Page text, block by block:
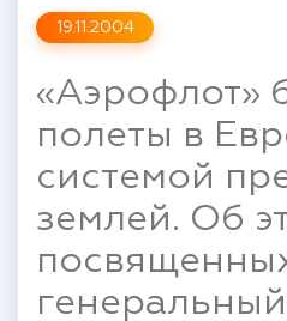
19.11.2004
«Аэрофлот»
полеты в
системой
землей. Об